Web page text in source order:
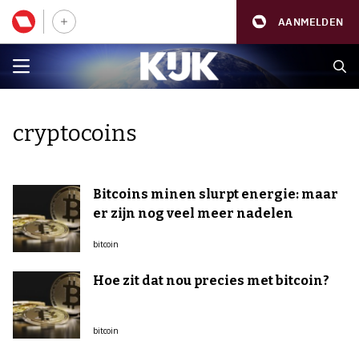
AANMELDEN
cryptocoins
Bitcoins minen slurpt energie: maar
er zijn nog veel meer nadelen
bitcoin
Hoe zit dat nou precies met bitcoin?
bitcoin